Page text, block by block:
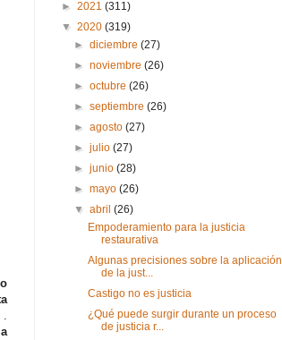
.
► 2021 (311)
▼ 2020 (319)
►diciembre(27)
►noviembre(26)
►octubre(26)
►septiembre(26)
►agosto(27)
►julio(27)
►junio(28)
►mayo(26)
▼abril(26)
Empoderamiento para la justicia
restaurativa
Algunas precisiones sobre la aplicación
de la just...
Castigo no es justicia
¿Qué puede surgir durante un proceso
de justicia r...